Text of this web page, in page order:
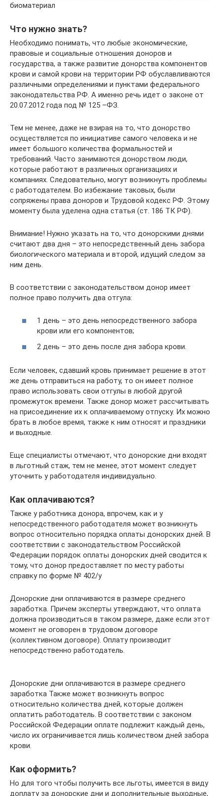
биоматериал
Что нужно знать?
Необходимо понимать, что любые экономические,
правовые и социальные отношения доноров и
государства, а также развитие донорства компонентов
крови и самой крови на территории РФ обуславливаются
различными определениями и пунктами федерального
законодательства РФ. А именно речь идет о законе от
20.07.2012 года под № 125 –ФЗ.
Тем не менее, даже не взирая на то, что донорство
осуществляется по инициативе самого человека и не
имеет большого количества формальностей и
требований. Часто занимаются донорством люди,
которые работают в различных организациях и
компаниях. Следовательно, могут возникнуть проблемы
с работодателем. Во избежание таковых, были
сопряжены права доноров и Трудовой кодекс РФ. Этому
моменту была уделена одна статья (ст. 186 ТК РФ).
Внимание! Нужно указать на то, что донорскими днями
считают два дня – это непосредственный день забора
биологического материала и второй, идущий следом за
ним день.
В соответствии с законодательством донор имеет
полное право получить два отгула:
1 день – это день непосредственного забора
крови или его компонентов;
2 день – это день после дня забора крови.
Если человек, сдавший кровь принимает решение в этот
же день отправиться на работу, то он имеет полное
право использовать свои отгулы в любой другой
промежуток времени. Также донор может рассчитывать
на присоединение их к оплачиваемому отпуску. Их можно
брать в любое время, также к ним относят и праздники
и выходные.
Еще специалисты отмечают, что донорские дни входят
в льготный стаж, тем не менее, этот момент следует
уточнить у работодателя индивидуально.
Как оплачиваются?
Также у работника донора, впрочем, как и у
непосредственного работодателя может возникнуть
вопрос относительно порядка оплаты донорских дней. В
соответствии с законодательством Российской
Федерации порядок оплаты донорских дней сводится к
тому, что донор предоставляет по месту работы
справку по форме № 402/у
Донорские дни оплачиваются в размере среднего
заработка. Причем эксперты утверждают, что оплата
должна производиться в таком размере, даже если этот
момент не оговорен в трудовом договоре
(коллективном договоре). Оплату производит
непосредственно работодатель.
Донорские дни оплачиваются в размере среднего
заработка Также может возникнуть вопрос
относительно количества дней, которые должен
оплатить работодатель. В соответствии с законом
Российской Федерации оплате подлежит каждый день,
число их ограничивается лишь количеством дней забора
крови.
Как оформить?
Но для того чтобы получить все льготы, имеется в виду
доплату за донорские дни и дополнительные выходные,